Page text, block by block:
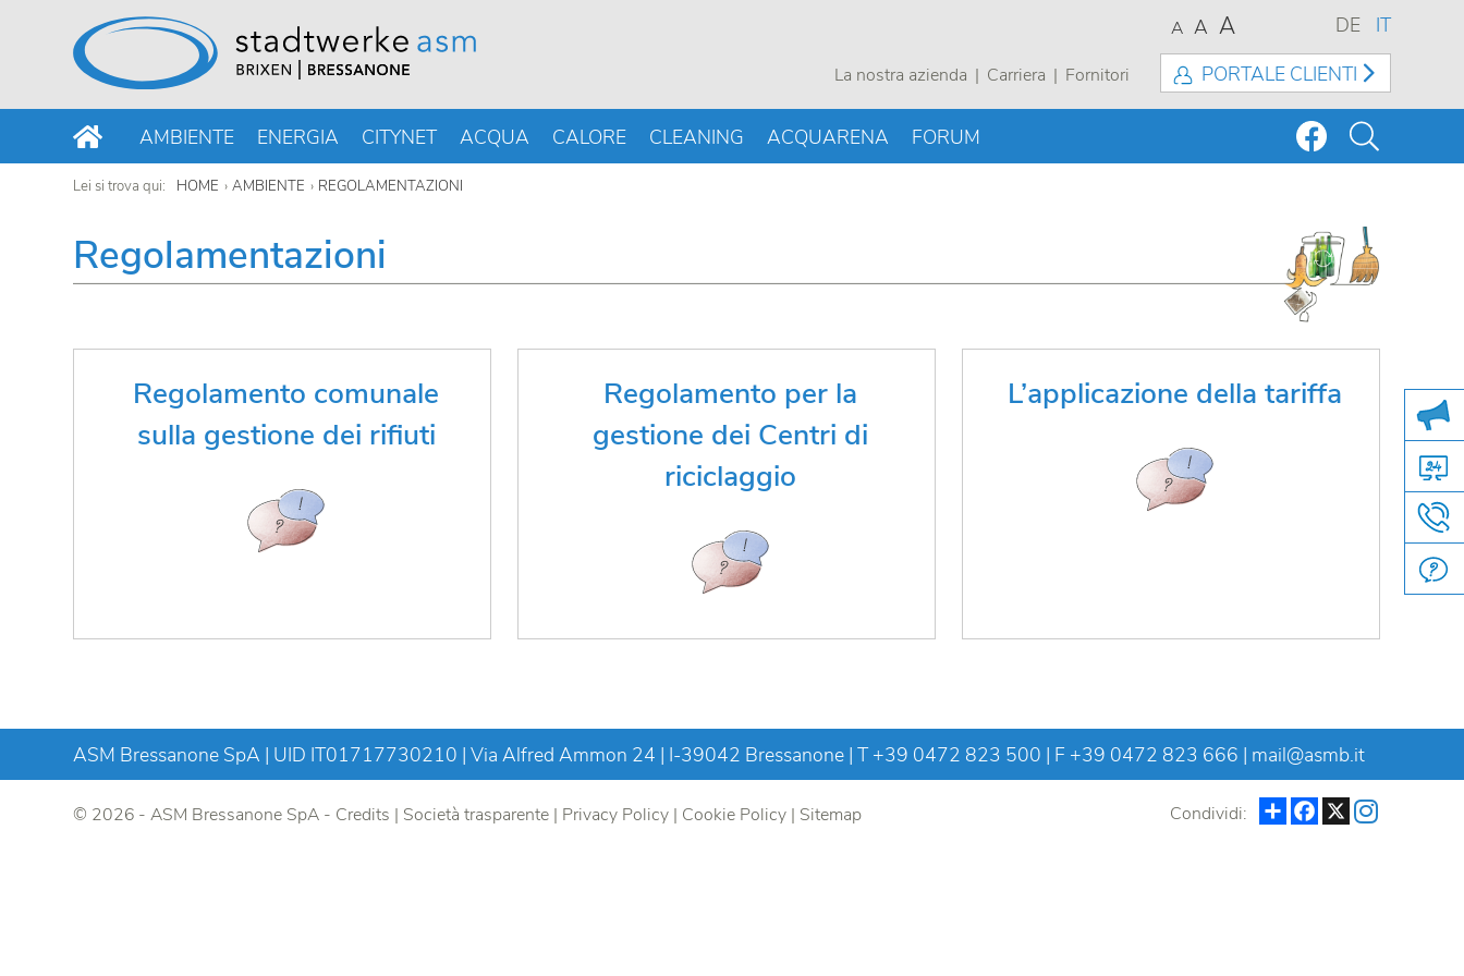
DE IT
A A A
PORTALE CLIENTI
La nostra azienda Carriera Fornitori
AMBIENTE ENERGIA CITYNET ACQUA CALORE CLEANING ACQUARENA FORUM
Lei si trova qui: HOME AMBIENTE REGOLAMENTAZIONI
Regolamentazioni
Regolamento comunale
sulla gestione dei rifiuti
Leggi qui la regolamentazione del
Comune sulla gestione dei rifiuti
Regolamento per la
gestione dei Centri di
riciclaggio
Il regolamento disciplina
l’accettazione, lo stoccaggio, il
trasporto e trasferimento dei rifiuti
come pure la gestione dei centri di
IL REGOLAMENTO
L’applicazione della tariffa
Leggi qui il regolamento per
gestione dei rifiuti solidi urbani
LA REGOLAMENTAZIONE
ASM Bressanone SpA | UID IT01717730210 | Via Alfred Ammon 24 | I-39042 Bressanone | T+39 0472 823 500 | F +39 0472 823 666 | mail@asmb.it
© 2026 - ASM Bressanone SpA - Credits | Società trasparente | Privacy Policy | Cookie Policy | Sitemap Condividi: Condividi
Facebook
X